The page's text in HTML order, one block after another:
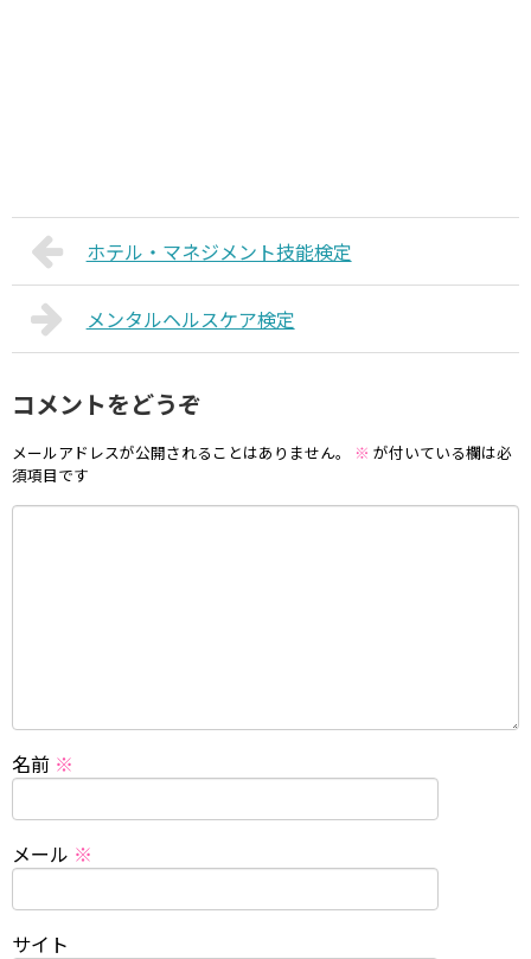
ホテル・マネジメント技能検定
メンタルヘルスケア検定
コメントをどうぞ
メールアドレスが公開されることはありません。 ※ が付いている欄は必
須項目です
名前 ※
メール ※
サイト